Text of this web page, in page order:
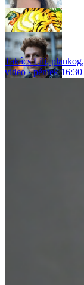
Takács Lili,plankog,
video
péntek 16:30